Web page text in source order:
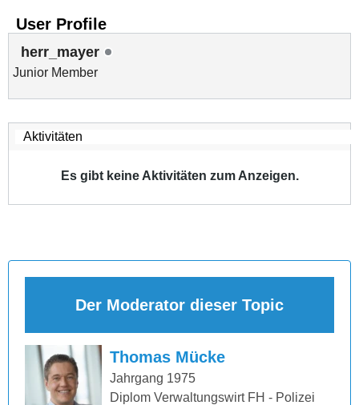
User Profile
herr_mayer
Junior Member
Es gibt keine Aktivitäten zum Anzeigen.
Der Moderator dieser Topic
Thomas Mücke
Jahrgang 1975
Diplom Verwaltungswirt FH - Polizei